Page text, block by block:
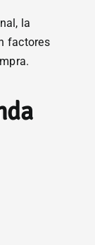
la
factores